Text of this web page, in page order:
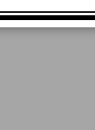
ordine